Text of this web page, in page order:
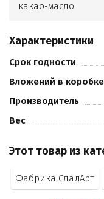
какао-масло
загуститель пектин
лимонная кислота
Характеристики
Срок годности
Вложений в коробке
Производитель
Вес
Этот товар из
Фабрика СладАрт